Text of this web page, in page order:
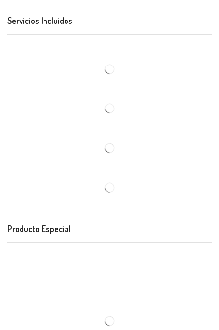
Servicios Incluidos
Producto Especial